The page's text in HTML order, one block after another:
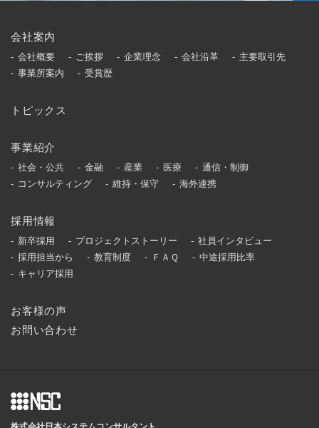
会社案内
会社概要 ご挨拶 企業理念 会社沿革
主要取引先
事業所案内
受賞歴
トピックス
事業紹介
社会・公共 金融 産業 医療
通信・制御
コンサルティング
維持・保守 海外連携
採用情報
新卒採用 プロジェクトストーリー
社員インタビュー
採用担当から
教育制度 ＦＡＱ
中途採用比率
キャリア採用
お客様の声
お問い合わせ